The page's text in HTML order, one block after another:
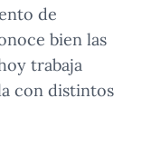
de
bien las
trabaja
con distintos